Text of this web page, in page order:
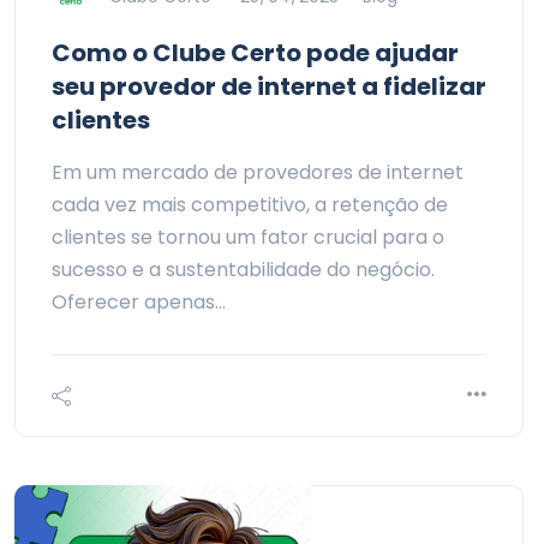
Como o Clube Certo pode ajudar
seu provedor de internet a fidelizar
clientes
Em um mercado de provedores de internet
cada vez mais competitivo, a retenção de
clientes se tornou um fator crucial para o
sucesso e a sustentabilidade do negócio.
Oferecer apenas…